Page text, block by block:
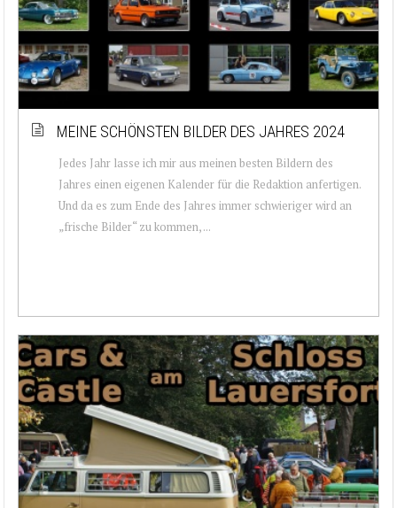
MEINE SCHÖNSTEN BILDER DES JAHRES 2024
Jedes Jahr lasse ich mir aus meinen besten Bildern des
Jahres einen eigenen Kalender für die Redaktion anfertigen.
Und da es zum Ende des Jahres immer schwieriger wird an
„frische Bilder“ zu kommen, ...